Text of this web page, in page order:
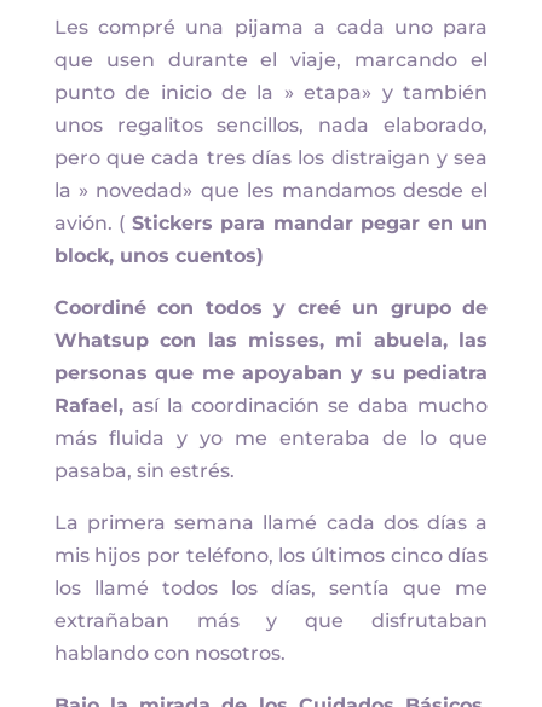
Les compré una pijama a cada uno para
que usen durante el viaje, marcando el
punto de inicio de la » etapa» y también
unos regalitos sencillos, nada elaborado,
pero que cada tres días los distraigan y sea
la » novedad» que les mandamos desde el
avión. ( Stickers para mandar pegar en un
block, unos cuentos)
Coordiné con todos y creé un grupo de
Whatsup con las misses, mi abuela, las
personas que me apoyaban y su pediatra
Rafael,así la coordinación se daba mucho
más fluida y yo me enteraba de lo que
pasaba, sin estrés.
La primera semana llamé cada dos días a
mis hijos por teléfono, los últimos cinco días
los llamé todos los días, sentía que me
extrañaban más y que disfrutaban
hablando con nosotros.